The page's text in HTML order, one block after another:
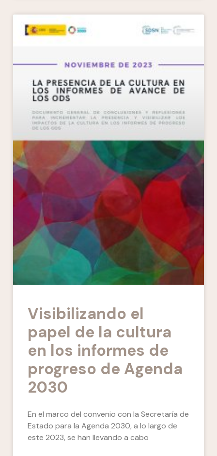
Visibilizando el
papel de la cultura
en los informes de
progreso de Agenda
2030
En el marco del convenio con la Secretaría de
Estado para la Agenda 2030, a lo largo de
este 2023, se han llevando a cabo